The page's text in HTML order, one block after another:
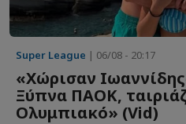
Super League | 06/08 - 20:17
«Χώρισαν
Ξύπνα ΠΑΟΚ,
Ολυμπιακό» (Vid)